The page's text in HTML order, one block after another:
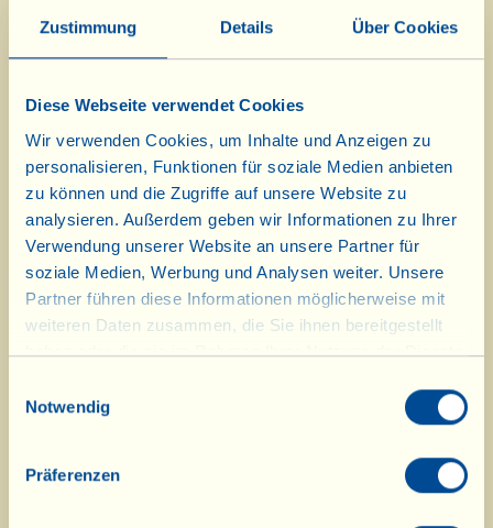
Zustimmung Details Über Cookies
Diese Webseite verwendet Cookies
Wir verwenden Cookies, um Inhalte und Anzeigen zu
personalisieren, Funktionen für soziale Medien anbieten
zu können und die Zugriffe auf unsere Website zu
analysieren. Außerdem geben wir Informationen zu Ihrer
Verwendung unserer Website an unsere Partner für
soziale Medien, Werbung und Analysen weiter. Unsere
Partner führen diese Informationen möglicherweise mit
weiteren Daten zusammen, die Sie ihnen bereitgestellt
haben oder die sie im Rahmen Ihrer Nutzung der Dienste
Notwendig
Präferenzen
“Rippen” und den unteren, härteren Teil.
Waschen, vierteln und mit einem scharfen
Messer in dünne Scheiben schneiden. Säubern
Sie die Sardellen vom Salz, entfernen Sie die
innere und alle anderen Gräten, waschen Sie sie
kurz unter fließendem Wasser und tupfen Sie sie
mit einem Küchentuch ab. Die in Essig
eingelegten Kapern gut abtropfen lassen und
Knoblauchzehen, der zerbröselten Chilischote
Fenchelmenge, den zerkleinerten Sardellen, dem
restlichen Fenchel sowie dem restlichen Öl und